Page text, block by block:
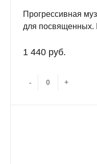
Прогрессивная
для посвященных.
1 440 руб.
- +